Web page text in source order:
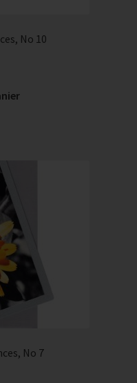
No 10
No 7